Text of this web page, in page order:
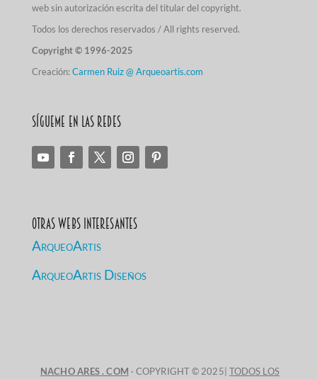
web sin autorización escrita del titular del copyright.
Todos los derechos reservados / All rights reserved.
Copyright © 1996-2025
Creación:Carmen Ruiz @ Arqueoartis.com
Sígueme en las redes
Otras Webs Interesantes
ArqueoArtis
ArqueoArtis Diseños
NACHO ARES . COM · COPYRIGHT © 2025| TODOS LOS